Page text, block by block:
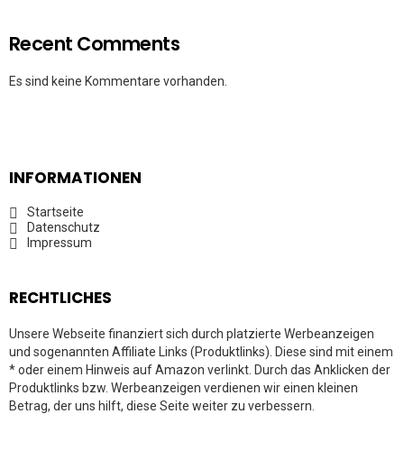
Recent Comments
Es sind keine Kommentare vorhanden.
INFORMATIONEN
Startseite
Datenschutz
Impressum
RECHTLICHES
Unsere Webseite finanziert sich durch platzierte Werbeanzeigen
und sogenannten Affiliate Links (Produktlinks). Diese sind mit einem
* oder einem Hinweis auf Amazon verlinkt. Durch das Anklicken der
Produktlinks bzw. Werbeanzeigen verdienen wir einen kleinen
Betrag, der uns hilft, diese Seite weiter zu verbessern.